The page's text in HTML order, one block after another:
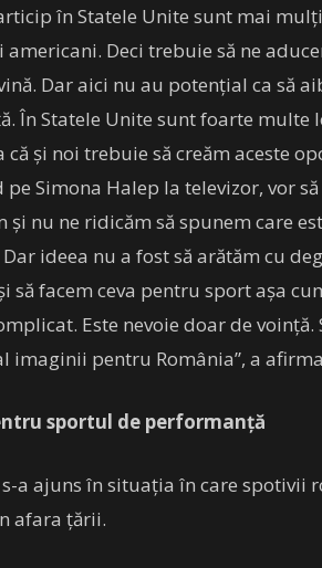
în Statele Unite sunt mai
Deci trebuie să ne
Dar aici nu au potențial ca să
În Statele Unite sunt foarte
și noi trebuie să creăm aceste
pe Simona Halep la televizor, vor
și nu ne ridicăm să spunem care
ideea nu a fost să arătăm cu
să facem ceva pentru sport așa
Este nevoie doar de
imaginii pentru România”, a
sportul de performanță
s-a ajuns în situația în care spotivii
afara țării.